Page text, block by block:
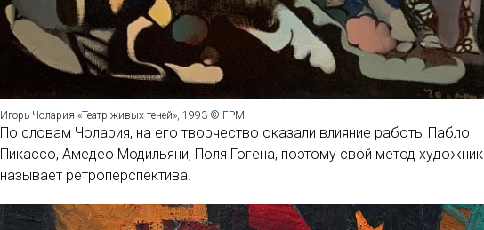
Игорь Чолария «Театр живых теней», 1993 © ГРМ
По словам Чолария, на его творчество оказали влияние работы Пабло
Пикассо, Амедео Модильяни, Поля Гогена, поэтому свой метод художник
называет ретроперспектива.